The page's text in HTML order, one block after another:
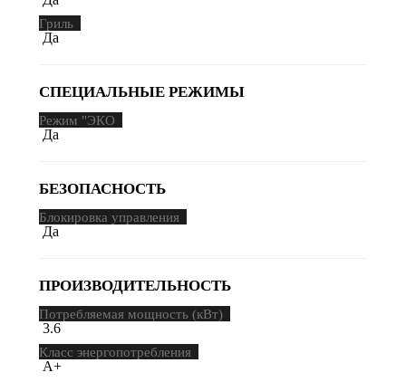
Гриль
Да
СПЕЦИАЛЬНЫЕ РЕЖИМЫ
Режим "ЭКО
Да
БЕЗОПАСНОСТЬ
Блокировка управления
Да
ПРОИЗВОДИТЕЛЬНОСТЬ
Потребляемая мощность (кВт)
3.6
Класс энергопотребления
A+